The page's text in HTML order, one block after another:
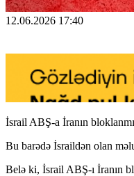
12.06.2026 17:40
İsrail ABŞ-a İranın
Bu barədə İsraildən olan
Belə ki, İsrail ABŞ-ı İranın